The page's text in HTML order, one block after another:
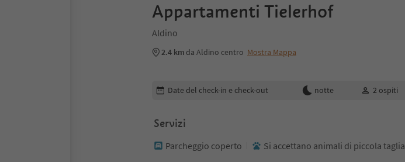
Appartamenti Tielerhof
Aldino
2.4 km da Aldino centro Mostra Mappa
Modifica i dettagli della prenotazione
Date del check-in e check-out notte 2 ospiti
Servizi
Parcheggio coperto Si accettano animali di piccola taglia